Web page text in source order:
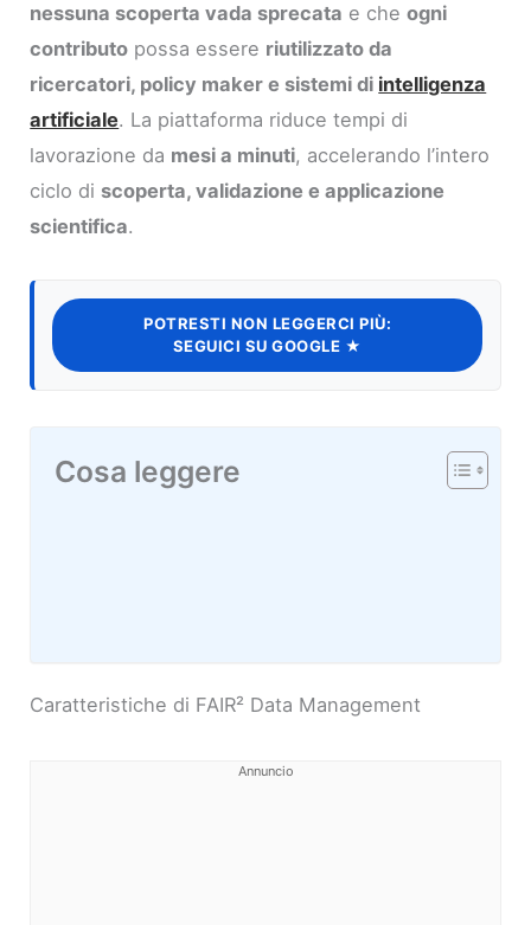
nessuna scoperta vada sprecata e cheogni
contributo possa essere riutilizzato da
ricercatori, policy maker e sistemi di intelligenza
artificiale. La piattaforma riduce tempi di
lavorazione da mesi a minuti, accelerando l’intero
ciclo di scoperta, validazione e applicazione
scientifica.
POTRESTI NON LEGGERCI PIÙ:
SEGUICI SU GOOGLE ★
Cosa leggere
Caratteristiche di FAIR² Data Management
Annuncio